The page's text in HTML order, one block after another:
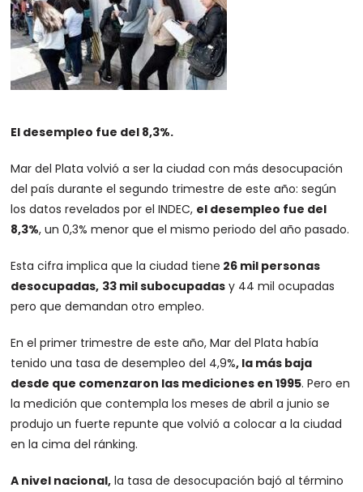
El desempleo fue del 8,3%.
Mar del Plata volvió a ser la ciudad con más desocupación
del país durante el segundo trimestre de este año: según
los datos revelados por el INDEC, el desempleo fue del
8,3%, un 0,3% menor que el mismo periodo del año pasado.
Esta cifra implica que la ciudad tiene 26 mil personas
desocupadas, 33 mil subocupadas y 44 mil ocupadas
pero que demandan otro empleo.
En el primer trimestre de este año, Mar del Plata había
tenido una tasa de desempleo del 4,9%, la más baja
desde que comenzaron las mediciones en 1995. Pero en
la medición que contempla los meses de abril a junio se
produjo un fuerte repunte que volvió a colocar a la ciudad
en la cima del ránking.
A nivel nacional, la tasa de desocupación bajó al término